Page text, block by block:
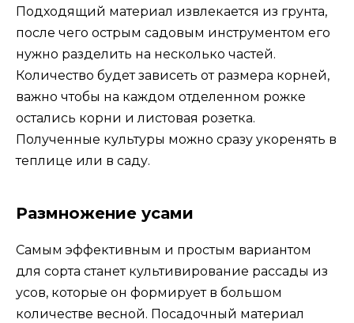
Подходящий материал извлекается из грунта,
после чего острым садовым инструментом его
нужно разделить на несколько частей.
Количество будет зависеть от размера корней,
важно чтобы на каждом отделенном рожке
остались корни и листовая розетка.
Полученные культуры можно сразу укоренять в
теплице или в саду.
Размножение усами
Самым эффективным и простым вариантом
для сорта станет культивирование рассады из
усов, которые он формирует в большом
количестве весной. Посадочный материал